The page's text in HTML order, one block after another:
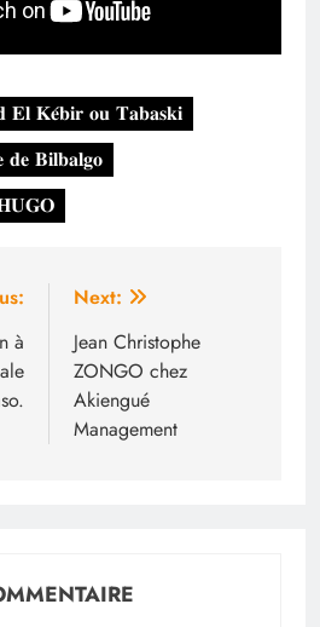
𝐄𝐥 𝐊𝐞́𝐛𝐢𝐫 𝐨𝐮 𝐓𝐚𝐛𝐚𝐬𝐤𝐢
𝐁𝐢𝐥𝐛𝐚𝐥𝐠𝐨
𝐇𝐔𝐆𝐎
à
Next:
Jean Christophe
ZONGO chez
Akiengué
Management